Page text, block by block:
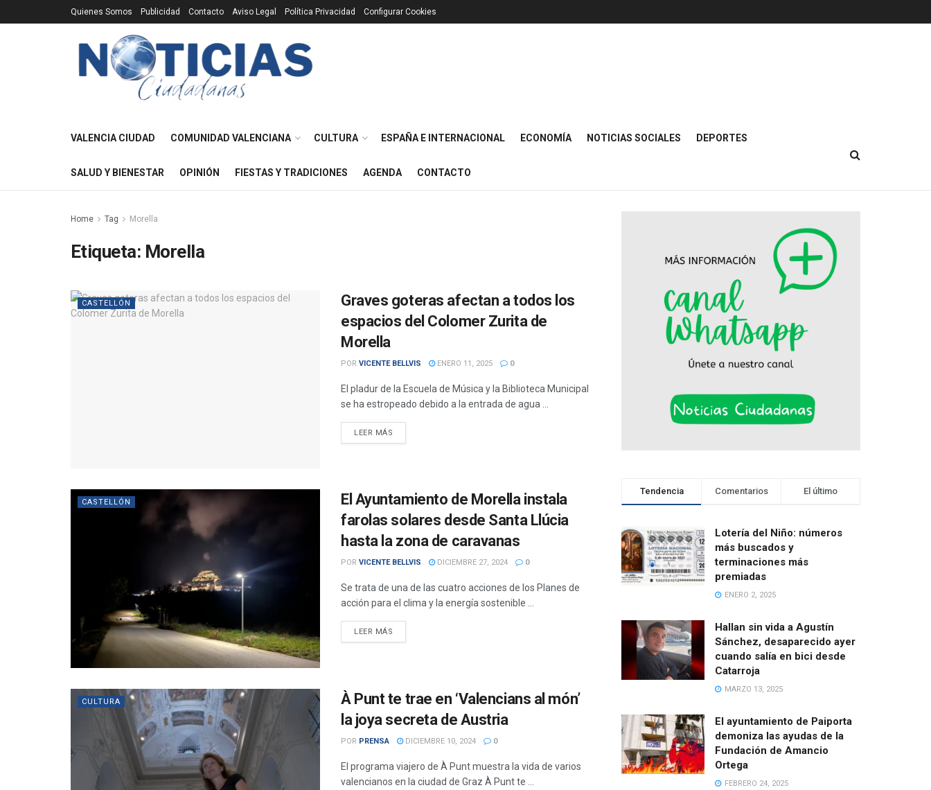
Quienes Somos Publicidad Contacto Aviso Legal Política Privacidad Configurar Cookies
VALENCIA CIUDAD COMUNIDAD VALENCIANA CULTURA ESPAÑA E INTERNACIONAL ECONOMÍA NOTICIAS SOCIALES DEPORTES
SALUD Y BIENESTAR OPINIÓN FIESTAS Y TRADICIONES AGENDA CONTACTO
Home Tag Morella
Etiqueta: Morella
CASTELLÓN
Graves goteras afectan a todos los
espacios del Colomer Zurita de
Morella
POR VICENTE BELLVIS ENERO 11, 2025 0
El pladur de la Escuela de Música y la Biblioteca Municipal
se ha estropeado debido a la entrada de agua ...
LEER MÁS
CASTELLÓN
El Ayuntamiento de Morella instala
farolas solares desde Santa Llúcia
hasta la zona de caravanas
POR VICENTE BELLVIS DICIEMBRE 27, 2024 0
Se trata de una de las cuatro acciones de los Planes de
acción para el clima y la energía sostenible ...
LEER MÁS
CULTURA
À Punt te trae en ‘Valencians al món’
la joya secreta de Austria
POR PRENSA DICIEMBRE 10, 2024 0
El programa viajero de À Punt muestra la vida de varios
valencianos en la ciudad de Graz À Punt te ...
Tendencia Comentarios El último
Lotería del Niño: números
más buscados y
terminaciones más
premiadas
ENERO 2, 2025
Hallan sin vida a Agustín
Sánchez, desaparecido ayer
cuando salía en bici desde
Catarroja
MARZO 13, 2025
El ayuntamiento de Paiporta
demoniza las ayudas de la
Fundación de Amancio
Ortega
FEBRERO 24, 2025